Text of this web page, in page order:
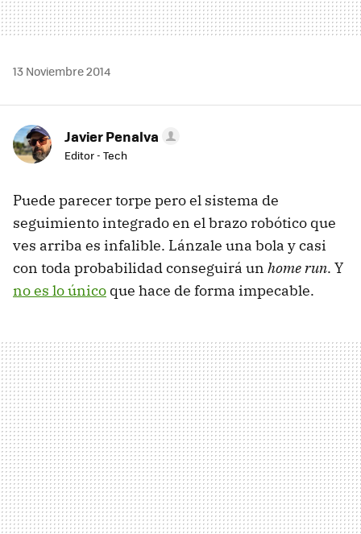
13 Noviembre 2014
Javier Penalva
Editor - Tech
Puede parecer torpe pero el sistema de
seguimiento integrado en el brazo robótico que
ves arriba es infalible. Lánzale una bola y casi
con toda probabilidad conseguirá un home run. Y
no es lo único que hace de forma impecable.